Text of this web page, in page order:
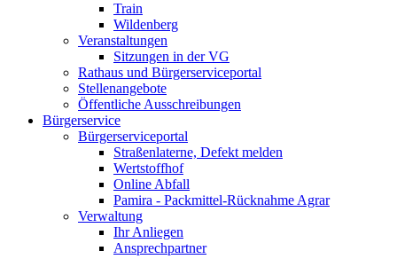
Train
Wildenberg
Veranstaltungen
Sitzungen in der VG
Rathaus und Bürgerserviceportal
Stellenangebote
Öffentliche Ausschreibungen
Bürgerservice
Bürgerserviceportal
Straßenlaterne, Defekt melden
Wertstoffhof
Online Abfall
Pamira - Packmittel-Rücknahme Agrar
Verwaltung
Ihr Anliegen
Ansprechpartner